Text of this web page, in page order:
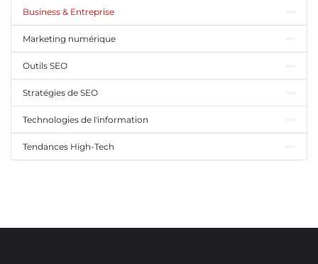
Business & Entreprise
Marketing numérique
Outils SEO
Stratégies de SEO
Technologies de l'information
Tendances High-Tech